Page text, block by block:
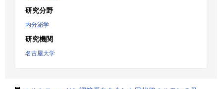
研究分野
内分泌学
研究機関
名古屋大学